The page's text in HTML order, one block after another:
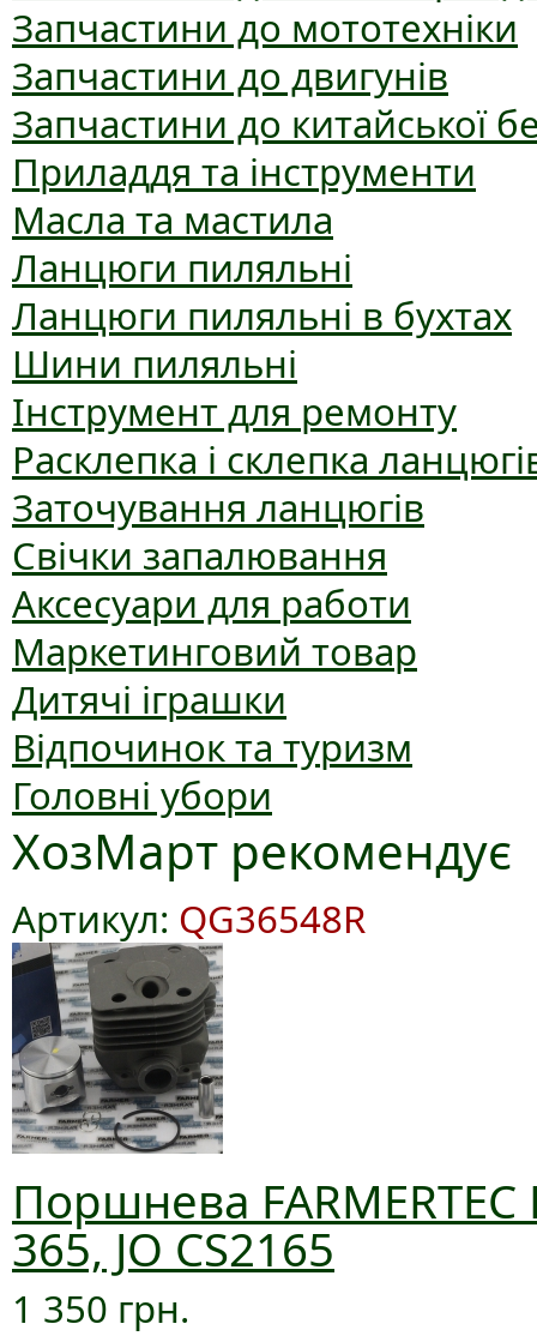
Запчастини до мототехніки
Запчастини до двигунів
Запчастини до китайської
Приладдя та інструменти
Масла та мастила
Ланцюги пиляльні
Ланцюги пиляльні в бухтах
Шини пиляльні
Інструмент для ремонту
Расклепка і склепка
Заточування ланцюгів
Свічки запалювання
Аксесуари для работи
Маркетинговий товар
Дитячі іграшки
Відпочинок та туризм
Головні убори
ХозМарт рекомендує
Артикул: QG36548R
Поршнева
365, JO CS2165
1 350 грн.